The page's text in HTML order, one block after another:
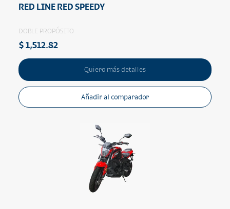
RED LINE RED SPEEDY
DOBLE PROPÓSITO
$ 1,512.82
Quiero más detalles
Añadir al comparador